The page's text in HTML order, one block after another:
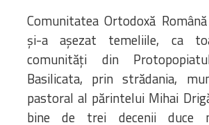
Comunitatea Ortodoxă
și-a așezat temeliile, ca
comunități din
Basilicata, prin strădania,
pastoral al părintelui Mihai
bine de trei decenii duce